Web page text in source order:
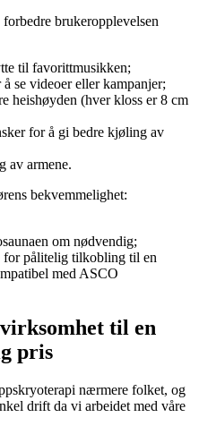
brukeropplevelsen
til favorittmusikken;
se videoer eller kampanjer;
heishøyden (hver kloss er 8 cm
for å gi bedre kjøling av
av armene.
bekvemmelighet:
om nødvendig;
for pålitelig tilkobling til en
med ASCO
til en
pris
nærmere folket, og
drift da vi arbeidet med våre